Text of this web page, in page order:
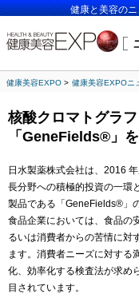
健康と美容の
健康美容EXPO 健康美容EXPOニ
核酸クロマトグラ
「GeneFields®」
日水製薬株式会社は、2016
長分野への積極的投資の一環
製品である「GeneFields®」
食品企業においては、食品の
るいは消費者からの苦情に対
ます。消費者ニーズに対する
化、効率化する検査法が求め
目されています。